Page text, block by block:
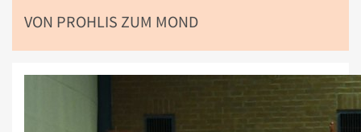
VON PROHLIS ZUM MOND